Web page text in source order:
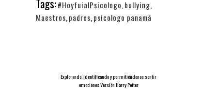
Tags:#HoyfuialPsicologo,bullying,
Maestros,padres,psicologo panamá
Explorando, identificando y permitiéndonos sentir
emociones Versión Harry Potter